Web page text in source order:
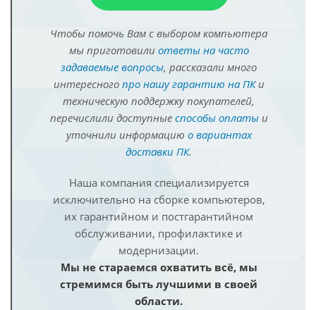
Чтобы помочь Вам с выбором компьютера
мы приготовили ответы на часто
задаваемые вопросы, рассказали много
интересного про нашу гарантию на ПКи
техническую поддержку покупателей,
перечислили доступные способы оплатыи
уточнили информацию о вариантах
доставки ПК.
Наша компания специализируется
исключительно на сборке компьютеров,
их гарантийном и постгарантийном
обслуживании, профилактике и
модернизации.
Мы не стараемся охватить всё, мы
стремимся быть лучшими в своей
области.